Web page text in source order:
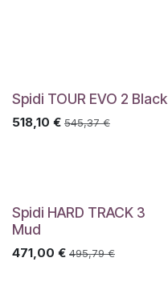
Spidi TOUR EVO 2 Black
518,10 € 545,37€
Spidi HARD TRACK 3
Mud
471,00 € 495,79€